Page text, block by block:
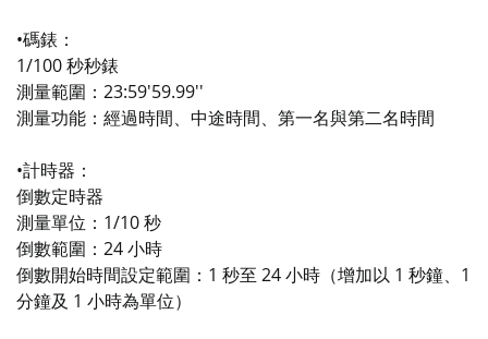
•碼錶：
1/100 秒秒錶
測量範圍：23:59'59.99''
測量功能：經過時間、中途時間、第一名與第二名時間
•計時器：
倒數定時器
測量單位：1/10 秒
倒數範圍：24 小時
倒數開始時間設定範圍：1 秒至 24 小時（增加以 1 秒鐘、1
分鐘及 1 小時為單位）